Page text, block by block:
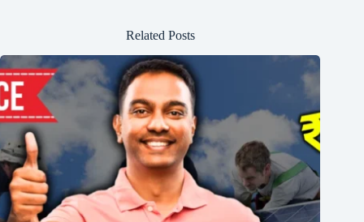
Related Posts